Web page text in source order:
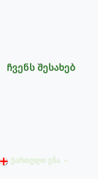
ჩვენს შესახებ
ქართული ენა